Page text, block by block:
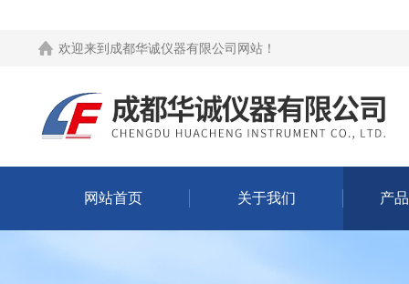
欢迎来到 成都华诚仪器有限公司网站 ！
网站首页 关于我们 产